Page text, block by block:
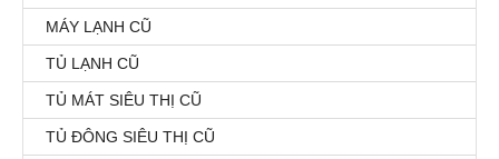
MÁY LẠNH CŨ
TỦ LẠNH CŨ
TỦ MÁT SIÊU THỊ CŨ
TỦ ĐÔNG SIÊU THỊ CŨ